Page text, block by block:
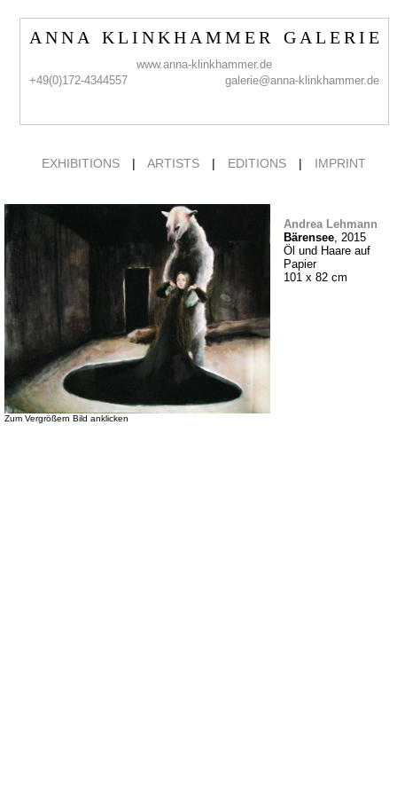
A N N A K L I N K H A M M E R G A L E R I E
www.anna-klinkhammer.de
+49(0)172-4344557
galerie@anna-klinkhammer.de
EXHIBITIONS | ARTISTS | EDITIONS | IMPRINT
Zum Vergrößern Bild anklicken
Andrea Lehmann
Bärensee, 2015
Öl und Haare auf
Papier
101 x 82 cm